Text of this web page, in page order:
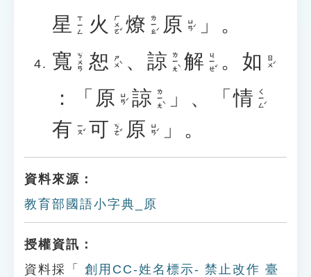
星 ㄒㄧㄥ 火 ㄏㄨㄛˇ 燎 ㄌㄧㄠˊ 原 ㄩㄢˊ 」
。
寬 ㄎㄨㄢ 恕 ㄕㄨˋ 、 諒 ㄌㄧㄤˋ 解 ㄐㄧㄝˇ 。 如 ㄖㄨˊ
： 「 原 ㄩㄢˊ 諒 ㄌㄧㄤˋ 」 、 「情 ㄑㄧㄥˊ
有 ㄧㄡˇ 可 ㄎㄜˇ 原 ㄩㄢˊ 」 。
資料來源：
教育部國語小字典_原
授權資訊：
資料採「
創用CC-姓名標示- 禁止改作 臺